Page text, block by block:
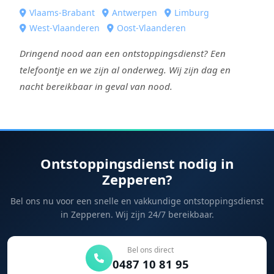
Vlaams-Brabant Antwerpen
Limburg
West-Vlaanderen
Oost-Vlaanderen
Dringend nood aan een ontstoppingsdienst? Een
telefoontje en we zijn al onderweg. Wij zijn dag en
nacht bereikbaar in geval van nood.
Ontstoppingsdienst nodig in
Zepperen?
Bel ons nu voor een snelle en vakkundige ontstoppingsdienst
in Zepperen. Wij zijn 24/7 bereikbaar.
Bel ons direct
0487 10 81 95